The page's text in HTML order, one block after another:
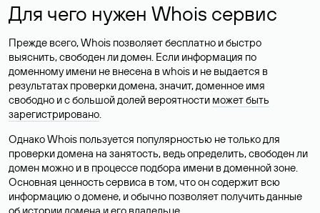
Для чего нужен Whois сервис
Прежде всего, Whois позволяет бесплатно и быстро
выяснить, свободен ли домен. Если информация по
доменному имени не внесена в whois и не выдается в
результатах проверки домена, значит, доменное имя
свободно и с большой долей вероятности может быть
зарегистрировано.
Однако Whois пользуется популярностью не только для
проверки домена на занятость, ведь определить, свободен ли
домен можно и в процессе подбора имени в доменной зоне.
Основная ценность сервиса в том, что он содержит всю
информацию о домене, и обычно позволяет получить данные